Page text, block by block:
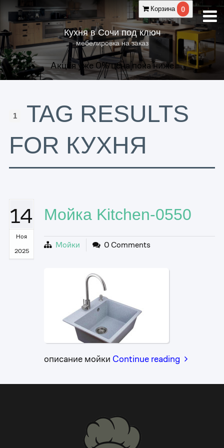
Корзина 0
Кухня в Сочи под ключ
мебелировка на заказ
Акция уже 0% цена пока ниже
1
TAG RESULTS
FOR КУХНЯ
14
Ноя
2025
Мойка Kitchen-0550
Мойки 0 Comments
описание мойки Continue reading